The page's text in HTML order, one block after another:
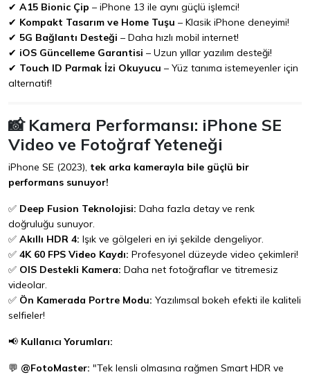
✔ A15 Bionic Çip – iPhone 13 ile aynı güçlü işlemci!
✔ Kompakt Tasarım ve Home Tuşu – Klasik iPhone deneyimi!
✔ 5G Bağlantı Desteği – Daha hızlı mobil internet!
✔ iOS Güncelleme Garantisi – Uzun yıllar yazılım desteği!
✔ Touch ID Parmak İzi Okuyucu – Yüz tanıma istemeyenler için
alternatif!
📸 Kamera Performansı: iPhone SE
Video ve Fotoğraf Yeteneği
iPhone SE (2023), tek arka kamerayla bile güçlü bir
performans sunuyor!
✅ Deep Fusion Teknolojisi: Daha fazla detay ve renk
doğruluğu sunuyor.
✅ Akıllı HDR 4: Işık ve gölgeleri en iyi şekilde dengeliyor.
✅ 4K 60 FPS Video Kaydı: Profesyonel düzeyde video çekimleri!
✅ OIS Destekli Kamera: Daha net fotoğraflar ve titremesiz
videolar.
✅ Ön Kamerada Portre Modu: Yazılımsal bokeh efekti ile kaliteli
selfieler!
📢 Kullanıcı Yorumları:
💬 @FotoMaster: "Tek lensli olmasına rağmen Smart HDR ve